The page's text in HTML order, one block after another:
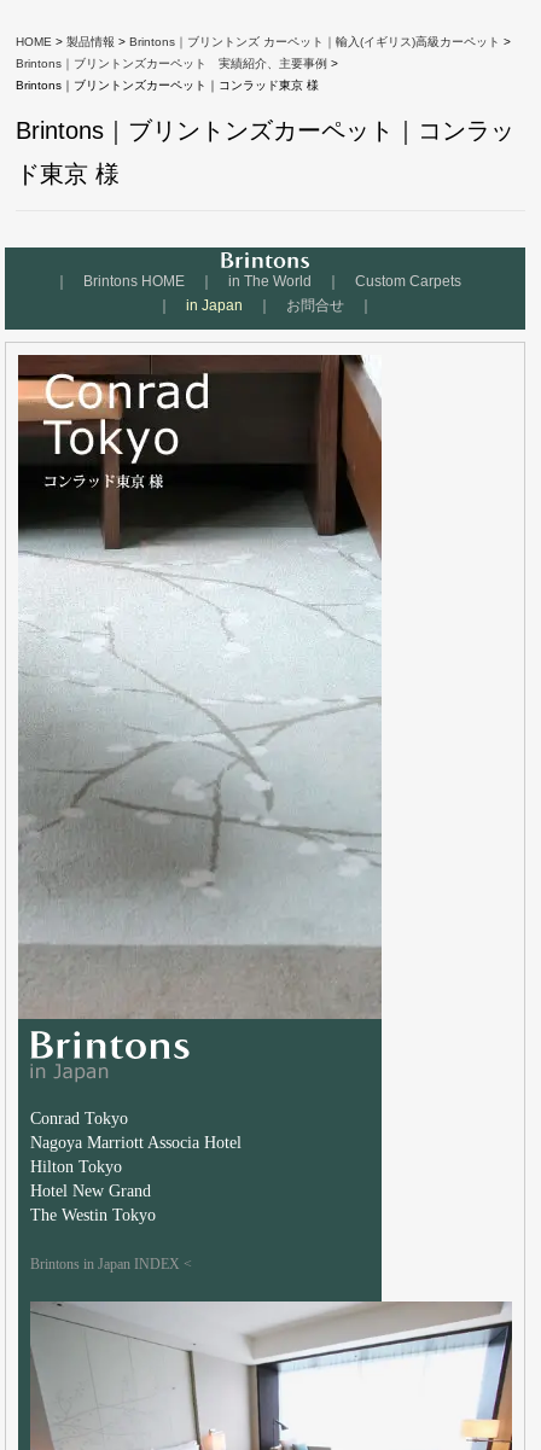
HOME >製品情報 >Brintons｜ブリントンズ カーペット｜輸入(イギリス)高級カーペット >
Brintons｜ブリントンズカーペット 実績紹介、主要事例 >
Brintons｜ブリントンズカーペット｜コンラッド東京 様
Brintons｜ブリントンズカーペット｜コンラッ
ド東京 様
｜ Brintons HOME ｜in The World ｜Custom Carpets
｜in Japan ｜ お問合せ ｜
Conrad Tokyo
Nagoya Marriott Associa Hotel
Hilton Tokyo
Hotel New Grand
The Westin Tokyo
Brintons in Japan INDEX <